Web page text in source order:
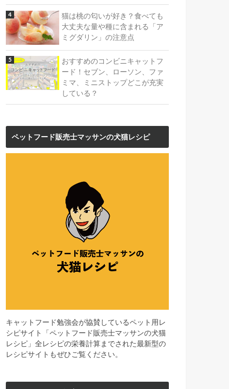
猫は桃の匂いが好き？食べても
大丈夫な量や種に含まれる「ア
ミグダリン」の注意点
おすすめのコンビニキャットフ
ード！セブン、ローソン、ファ
ミマ、ミニストップどこが充実
している？
ペットフード販売士マッサンの犬猫レシピ
キャットフード勉強会が協賛しているペット用レ
シピサイト「ペットフード販売士マッサンの犬猫
レシピ」全レシピの栄養計算までされた最新型の
レシピサイトもぜひご覧ください。